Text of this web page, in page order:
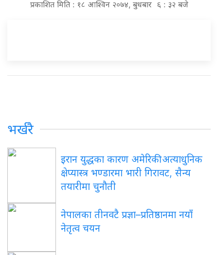
प्रकाशित मिति : १८ आश्विन २०७४, बुधबार ६ : ३२ बजे
भर्खरै
इरान युद्धका कारण अमेरिकी अत्याधुनिक
क्षेप्यास्त्र भण्डारमा भारी गिरावट, सैन्य
तयारीमा चुनौती
नेपालका तीनवटै प्रज्ञा–प्रतिष्ठानमा नयाँ
नेतृत्व चयन